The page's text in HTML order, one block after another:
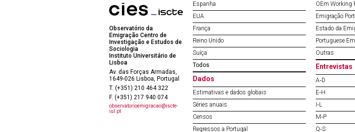
Observatório da
Emigração Centro de
Investigação e Estudos de
Sociologia
Instituto Universitário de
Lisboa
Av. das Forças Armadas,
1649-026 Lisboa, Portugal
T. (+351) 210 464 322
F. (+351) 217 940 074
observatorioemigracao@iscte-
iul.pt
Espanha
EUA
França
Reino Unido
Suíça
Todos
Dados
Estimativas e dados globais
Séries anuais
Censos
Regressos a Portugal
OEm Working
Emigração
Estado da
Portuguese
Outras
Entrevistas
A‐D
E‐H
I‐L
M‐P
Q‐S